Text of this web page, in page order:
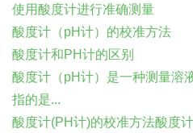
使用酸度计进行准确测量
酸度计（pH计）的校准方法
酸度计和PH计的区别
酸度计（pH计）是一种测量溶
指的是...
酸度计(PH计)的校准方法酸度